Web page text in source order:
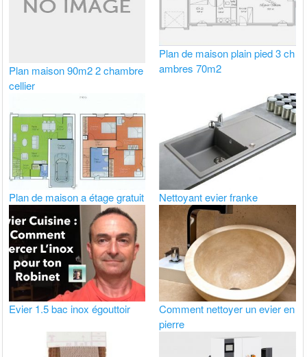
Plan maison 90m2 2 chambre
cellier
Plan de maison plain pied 3 ch
ambres 70m2
Plan de maison a étage gratuit Nettoyant evier franke
Evier 1.5 bac inox égouttoir
Comment nettoyer un evier en
pierre